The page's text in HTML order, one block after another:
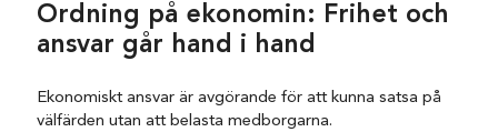
Ordning på ekonomin: Frihet och
ansvar går hand i hand
Ekonomiskt ansvar är avgörande för att kunna satsa på
välfärden utan att belasta medborgarna.